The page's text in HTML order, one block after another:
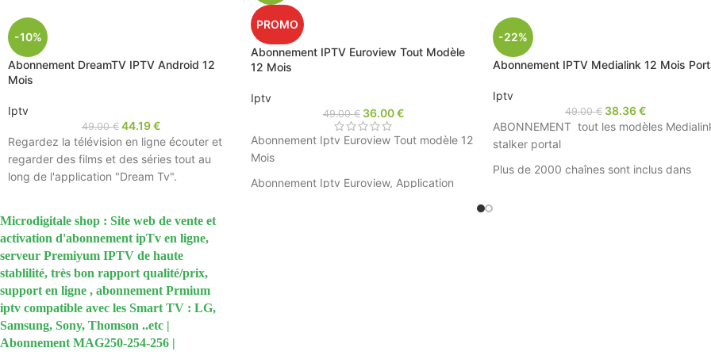
-10%
Abonnement DreamTV IPTV Android 12
Mois
Iptv
49.00€ 44.19€
Regardez la télévision en ligne écouter et
regarder des films et des séries tout au
long de l'application "Dream Tv".
PROMO
Abonnement IPTV Euroview Tout Modèle
12 Mois
Iptv
49.00€ 36.00€
Abonnement Iptv Euroview Tout modèle 12
Mois
Abonnement Iptv Euroview, Application
-22%
Abonnement IPTV Medialink 12 Mois
Iptv
49.00€ 38.36€
ABONNEMENT tout les modèles
stalker portal
Plus de 2000 chaînes sont inclus dans
Microdigitale shop : Site web de vente et
activation d'abonnement ipTv en ligne,
serveur Premiyum IPTV de haute
stablilité, très bon rapport qualité/prix,
support en ligne , abonnement Prmium
iptv compatible avec les Smart TV : LG,
Samsung, Sony, Thomson ..etc |
Abonnement MAG250-254-256 |